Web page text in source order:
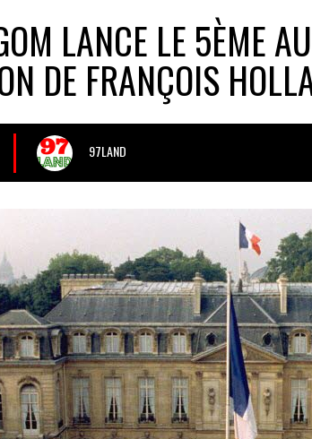
LANCE LE 5ÈME
DE FRANÇOIS
97LAND